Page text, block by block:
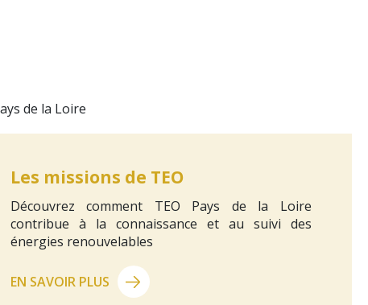
de la Loire
Les missions de TEO
Découvrez comment TEO Pays de la Loire
contribue à la connaissance et au suivi des
énergies renouvelables
EN SAVOIR PLUS